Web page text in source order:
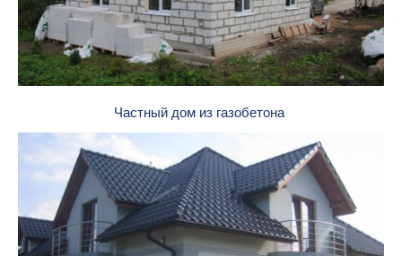
Частный дом из газобетона